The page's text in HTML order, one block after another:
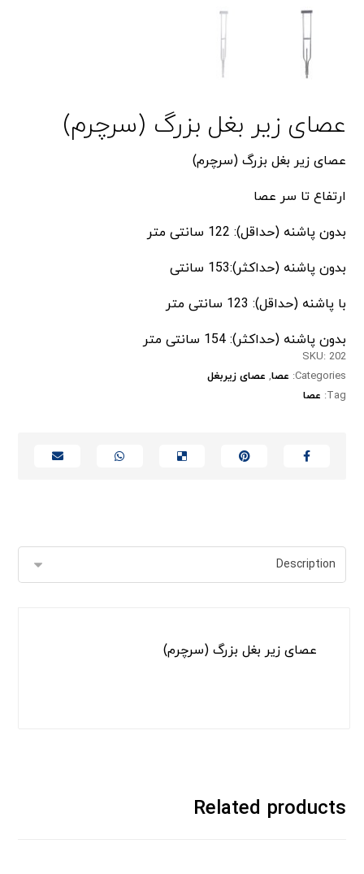
عصای زیر بغل بزرگ (سرچرم)
عصای زیر بغل بزرگ (سرچرم)
ارتفاع تا سر عصا
بدون پاشنه (حداقل): 122 سانتی متر
بدون پاشنه (حداکثر):153 سانتی
با پاشنه (حداقل): 123 سانتی متر
بدون پاشنه (حداکثر): 154 سانتی متر
SKU: 202
Categories: عصا, عصای زیربغل
Tag: عصا
عصای زیر بغل بزرگ (سرچرم)
Related products